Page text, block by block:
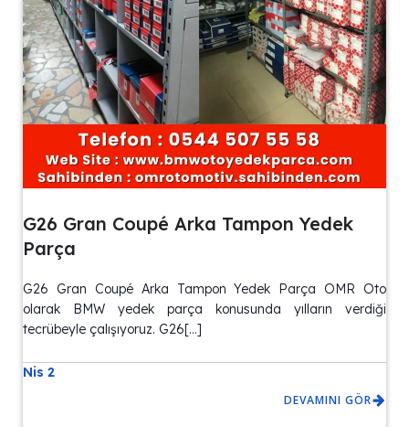
G26 Gran Coupé Arka Tampon Yedek
Parça
G26 Gran Coupé Arka Tampon Yedek Parça OMR Oto
olarak BMW yedek parça konusunda yılların verdiği
tecrübeyle çalışıyoruz. G26[…]
Nis 2
DEVAMINI GÖR